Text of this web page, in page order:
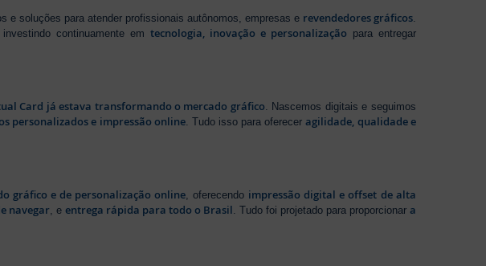
e soluções para atender profissionais autônomos, empresas e revendedores gráficos.
continuamente em tecnologia, inovação e personalização para entregar
Card já estava transformando o mercado gráfico. Nascemos digitais e seguimos
personalizados e impressão online. Tudo isso para ofereceragilidade, qualidade e
gráfico e de personalização online , oferecendo impressão digital e offset de alta
navegar , e entrega rápida para todo o Brasil . Tudo foi projetado para proporcionar a